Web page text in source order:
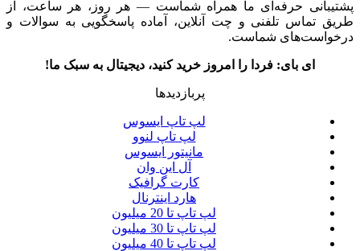
پشتیبانی حرفه‌ای ما همراه شماست — هر روز، هر ساعت، از
طریق تماس تلفنی و چت آنلاین، آماده پاسخگویی به سوالات و
درخواست‌های شماست.
ای بای: فردا را امروز خرید کنید، دیجیتال به سبک ما!
پربازدیدها
لپ تاپ ایسوس
لپ تاپ لنوو
مانیتور ایسوس
آل این وان
کارت گرافیک
هارد اینترنال
لپ تاپ تا 20 میلیون
لپ تاپ تا 30 میلیون
لپ تاپ تا 40 میلیون